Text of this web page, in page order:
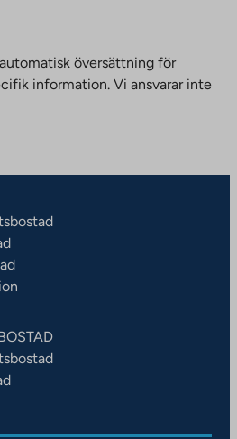
översättning för
information. Vi ansvarar inte